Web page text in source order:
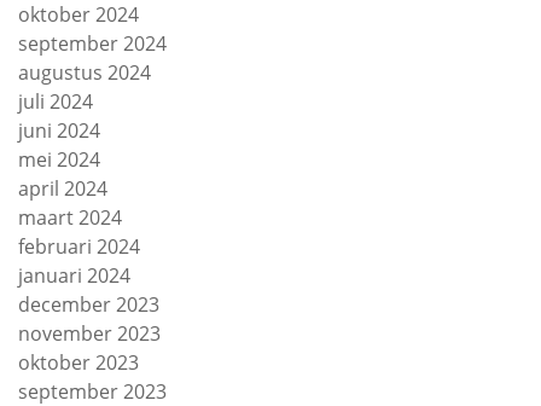
oktober 2024
september 2024
augustus 2024
juli 2024
juni 2024
mei 2024
april 2024
maart 2024
februari 2024
januari 2024
december 2023
november 2023
oktober 2023
september 2023